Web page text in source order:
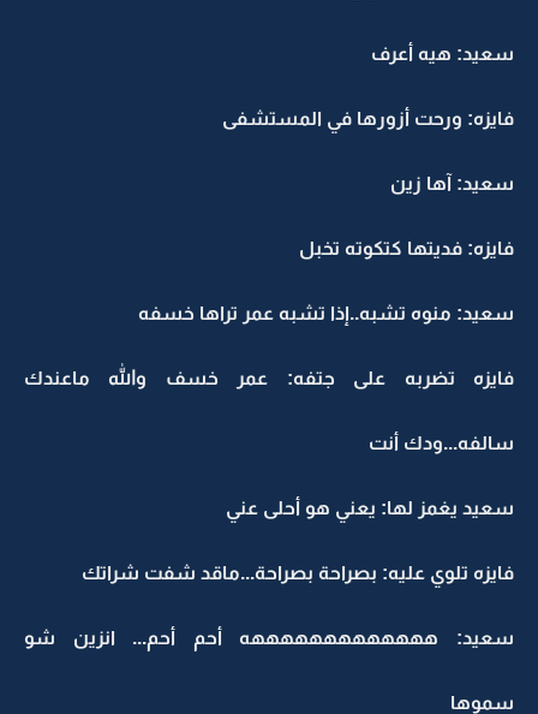
سعيد: هيه أعرف
فايزه: ورحت أزورها في المستشفى
سعيد: آها زين
فايزه: فديتها كتكوته تخبل
سعيد: منوه تشبه..إذا تشبه عمر تراها خسفه
فايزه تضربه على جتفه: عمر خسف والله ماعندك
سالفه...ودك أنت
سعيد يغمز لها: يعني هو أحلى عني
فايزه تلوي عليه: بصراحة بصراحة...ماقد شفت شراتك
سعيد: هههههههههههههه أحم أحم... انزين شو
سموها